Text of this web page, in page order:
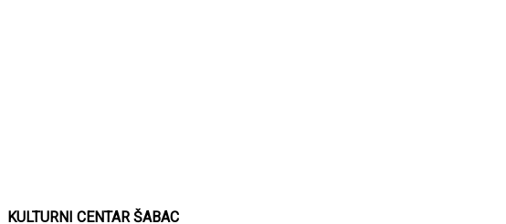
KULTURNI CENTAR ŠABAC